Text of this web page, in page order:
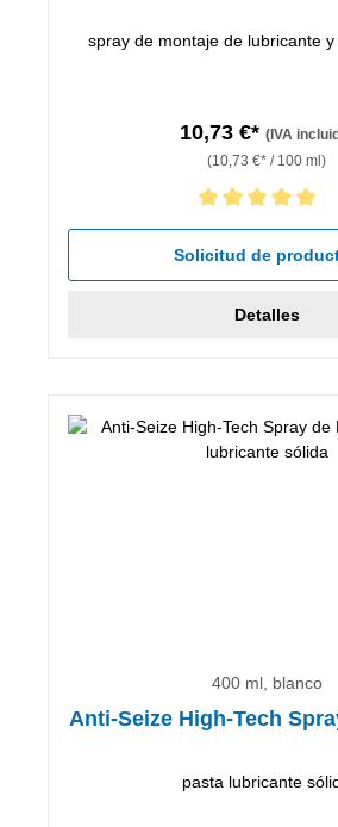
spray de montaje de lubricante
10,73 €* (IVA
(10,73 €* / 100 ml)
Calificación promedio de 5 de 5
Solicitud de
Detalles
400 ml, blanco
Anti-Seize High-Tech
pasta lubricante